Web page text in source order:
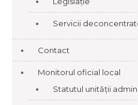
Servicii
Contact
Monitorul oficial local
Statutul unității